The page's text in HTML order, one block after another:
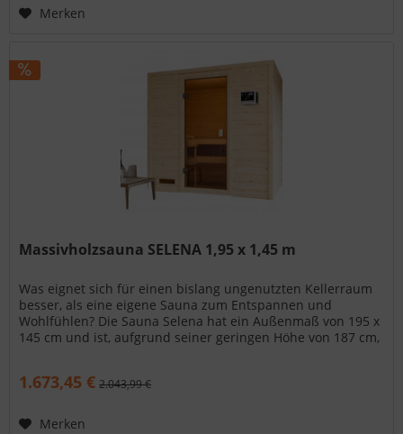
Merken
Massivholzsauna SELENA 1,95 x 1,45 m
Was eignet sich für einen bislang ungenutzten Kellerraum
besser, als eine eigene Sauna zum Entspannen und
Wohlfühlen? Die Sauna Selena hat ein Außenmaß von 195 x
145 cm und ist, aufgrund seiner geringen Höhe von 187 cm,
1.673,45 € 2.043,99 €
Merken